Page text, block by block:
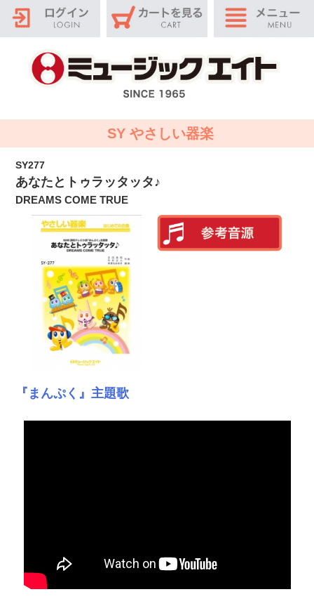
SY やさしい器楽
SY277
あなたとトゥラッタッタ♪
DREAMS COME TRUE
『まんぷく』主題歌